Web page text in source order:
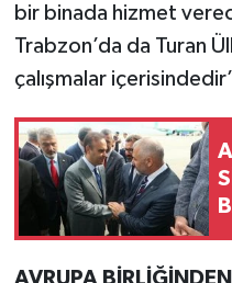
bir binada hizmet
Trabzon’da da Turan
çalışmalar